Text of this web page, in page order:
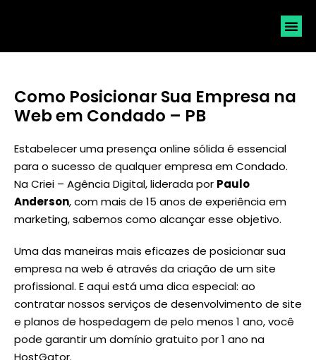
Como Posicionar Sua Empresa na
Web em Condado – PB
Estabelecer uma presença online sólida é essencial
para o sucesso de qualquer empresa em Condado.
Na Criei – Agência Digital, liderada por Paulo
Anderson, com mais de 15 anos de experiência em
marketing, sabemos como alcançar esse objetivo.
Uma das maneiras mais eficazes de posicionar sua
empresa na web é através da criação de um site
profissional. E aqui está uma dica especial: ao
contratar nossos serviços de desenvolvimento de site
e planos de hospedagem de pelo menos 1 ano, você
pode garantir um domínio gratuito por 1 ano na
HostGator.